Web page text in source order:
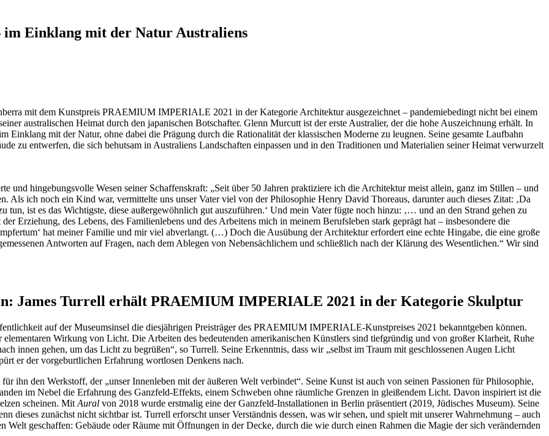
Einklang mit der Natur Australiens
mit dem Kunstpreis PRAEMIUM IMPERIALE 2021 in der Kategorie Architektur ausgezeichnet – pandemiebedingt nicht bei einem
australischen Heimat durch den japanischen Botschafter. Glenn Murcutt ist der erste Australier, der die hohe Auszeichnung erhält. In
mit der Natur, ohne dabei die Prägung durch die Rationalität der klassischen Moderne zu leugnen. Seine gesamte Laufbahn
zu entwerfen, die sich behutsam in Australiens Landschaften einpassen und in den Traditionen und Materialien seiner Heimat verwurzelt
und hingebungsvolle Wesen seiner Schaffenskraft: „Seit über 50 Jahren praktiziere ich die Architektur meist allein, ganz im Stillen – und
Als ich noch ein Kind war, vermittelte uns unser Vater viel von der Philosophie Henry David Thoreaus, darunter auch dieses Zitat: ‚Da
ist es das Wichtigste, diese außergewöhnlich gut auszuführen.‘ Und mein Vater fügte noch hinzu: ‚… und an den Strand gehen zu
Erziehung, des Lebens, des Familienlebens und des Arbeitens mich in meinem Berufsleben stark geprägt hat – insbesondere die
hat meiner Familie und mir viel abverlangt. (…) Doch die Ausübung der Architektur erfordert eine echte Hingabe, die eine große
Antworten auf Fragen, nach dem Ablegen von Nebensächlichem und schließlich nach der Klärung des Wesentlichen.“ Wir sind
James Turrell erhält PRAEMIUM IMPERIALE 2021 in der Kategorie Skulptur
auf der Museumsinsel die diesjährigen Preisträger des PRAEMIUM IMPERIALE-Kunstpreises 2021 bekanntgeben können.
Wirkung von Licht. Die Arbeiten des bedeutenden amerikanischen Künstlers sind tiefgründig und von großer Klarheit, Ruhe
innen gehen, um das Licht zu begrüßen“, so Turrell. Seine Erkenntnis, dass wir „selbst im Traum mit geschlossenen Augen Licht
er der vorgeburtlichen Erfahrung wortlosen Denkens nach.
ihn den Werkstoff, der „unser Innenleben mit der äußeren Welt verbindet“. Seine Kunst ist auch von seinen Passionen für Philosophie,
im Nebel die Erfahrung des Ganzfeld-Effekts, einem Schweben ohne räumliche Grenzen in gleißendem Licht. Davon inspiriert ist die
scheinen. Mit Aural von 2018 wurde erstmalig eine der Ganzfeld-Installationen in Berlin präsentiert (2019, Jüdisches Museum). Seine
dieses zunächst nicht sichtbar ist. Turrell erforscht unser Verständnis dessen, was wir sehen, und spielt mit unserer Wahrnehmung – auch
Welt geschaffen: Gebäude oder Räume mit Öffnungen in der Decke, durch die wie durch einen Rahmen die Magie der sich verändernden